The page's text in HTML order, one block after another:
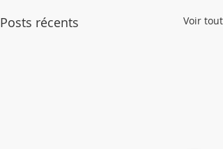
Posts récents Voir tout